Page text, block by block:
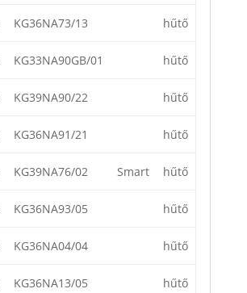
KG36NA73/13 hűtő
KG33NA90GB/01 hűtő
KG39NA90/22 hűtő
KG36NA91/21 hűtő
KG39NA76/02 Smart hűtő
KG36NA93/05 hűtő
KG36NA04/04 hűtő
KG36NA13/05 hűtő